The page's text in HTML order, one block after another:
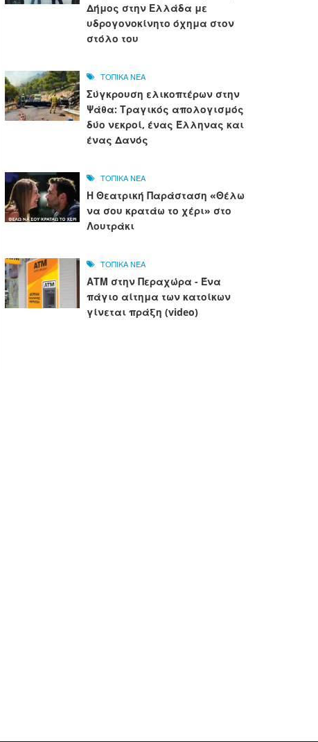
Δήμος στην Ελλάδα με
υδρογονοκίνητο όχημα στον
στόλο του
ΤΟΠΙΚΑ ΝΕΑ
Σύγκρουση ελικοπτέρων στην
Ψάθα: Τραγικός απολογισμός
δύο νεκροί, ένας Έλληνας και
ένας Δανός
ΤΟΠΙΚΑ ΝΕΑ
Η Θεατρική Παράσταση «Θέλω
να σου κρατάω το χέρι» στο
Λουτράκι
ΤΟΠΙΚΑ ΝΕΑ
ΑΤΜ στην Περαχώρα - Ένα
πάγιο αίτημα των κατοίκων
γίνεται πράξη (video)